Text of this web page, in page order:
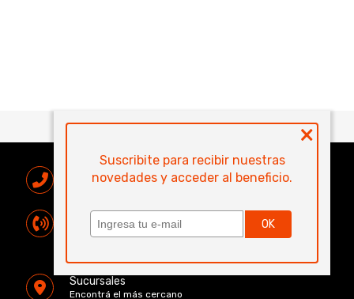
Venta Telefónica
Atención al Cliente
0800 444 1102
atencionalcliente@electronicamegatonesrl.com
Sucursales
Encontrá el más cercano
×
Suscribite para recibir nuestras
novedades y acceder al beneficio.
OK